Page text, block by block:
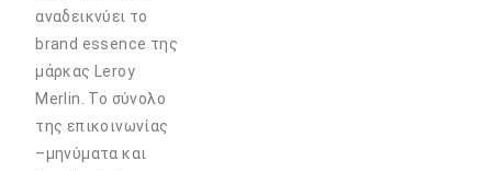
αναδεικνύει το
brand essence της
μάρκας Leroy
Merlin. Το σύνολο
της επικοινωνίας
–μηνύματα και